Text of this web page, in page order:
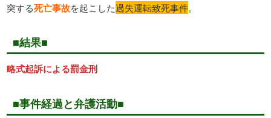
突する死亡事故を起こした過失運転致死事件。
■結果■
略式起訴による罰金刑
■事件経過と弁護活動■